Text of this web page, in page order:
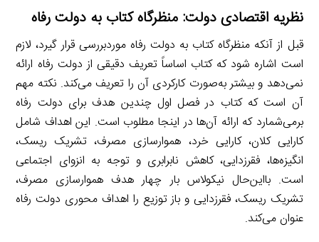
نظریه اقتصادی دولت: منظرگاه کتاب به دولت رفاه
قبل از آنکه منظرگاه کتاب به دولت رفاه موردبررسی قرار گیرد، لازم
است اشاره شود که کتاب اساساً تعریف دقیقی از دولت رفاه ارائه
نمی‌دهد و بیشتر به‌صورت کارکردی آن را تعریف می‌کند. نکته مهم
آن است که کتاب در فصل اول چندین هدف برای دولت رفاه
برمی‌شمارد که ارائه آن‌ها در اینجا مطلوب است. این اهداف شامل
کارایی کلان، کارایی خرد، هموارسازی مصرف، تشریک ریسک،
انگیزه‌ها، فقرزدایی، کاهش نابرابری و توجه به انزوای اجتماعی
است. بااین‌حال نیکولاس بار چهار هدف هموارسازی مصرف،
تشریک ریسک، فقرزدایی و باز توزیع را اهداف محوری دولت رفاه
عنوان می‌کند.